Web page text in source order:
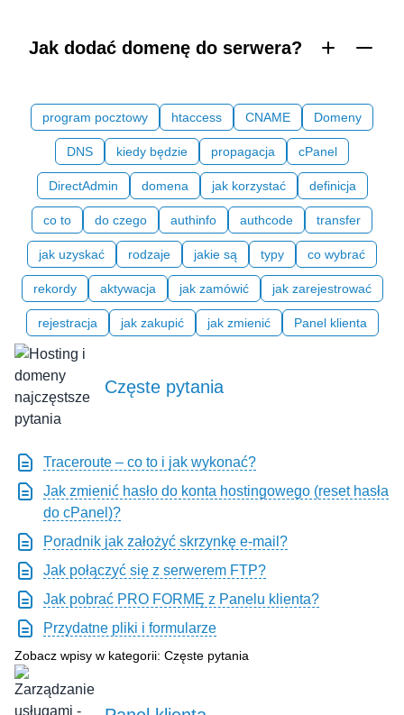
Jak dodać domenę do serwera?
program pocztowy htaccess CNAME Domeny
DNS kiedy będzie propagacja cPanel
DirectAdmin domena jak korzystać definicja
co to do czego authinfo authcode transfer
jak uzyskać rodzaje jakie są typy co wybrać
rekordy aktywacja jak zamówić jak zarejestrować
rejestracja jak zakupić jak zmienić Panel klienta
Częste pytania
Traceroute – co to i jak wykonać?
Jak zmienić hasło do konta hostingowego (reset hasła
do cPanel)?
Poradnik jak założyć skrzynkę e-mail?
Jak połączyć się z serwerem FTP?
Jak pobrać PRO FORMĘ z Panelu klienta?
Przydatne pliki i formularze
Zobacz wpisy w kategorii: Częste pytania